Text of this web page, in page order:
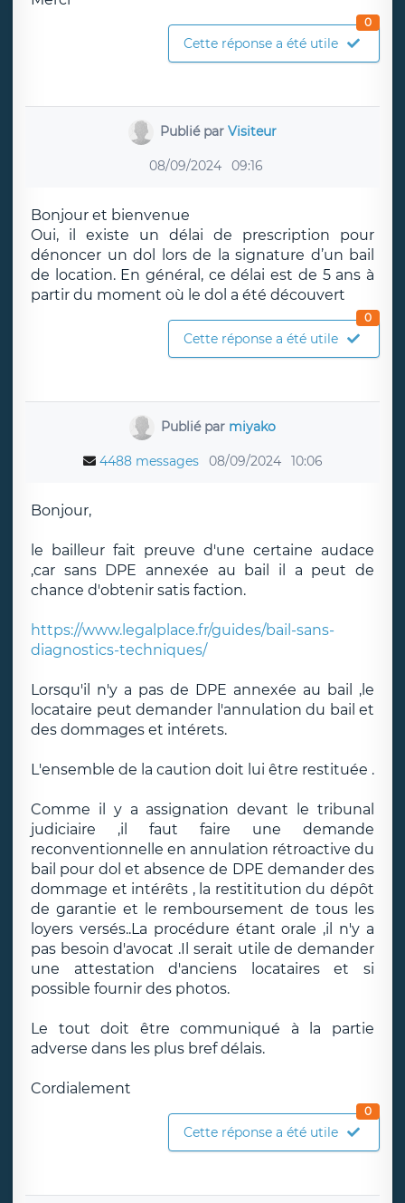
Cette réponse a été utile
0
Publié parVisiteur
08/09/2024 09:16
Bonjour et bienvenue
Oui, il existe un délai de prescription pour
dénoncer un dol lors de la signature d’un bail
de location. En général, ce délai est de 5 ans à
partir du moment où le dol a été découvert
Cette réponse a été utile
0
Publié par miyako
4488 messages 08/09/2024 10:06
Bonjour,
le bailleur fait preuve d'une certaine audace
,car sans DPE annexée au bail il a peut de
chance d'obtenir satis faction.
https://www.legalplace.fr/guides/bail-sans-
diagnostics-techniques/
Lorsqu'il n'y a pas de DPE annexée au bail ,le
locataire peut demander l'annulation du bail et
des dommages et intérets.
L'ensemble de la caution doit lui être restituée .
Comme il y a assignation devant le tribunal
judiciaire ,il faut faire une demande
reconventionnelle en annulation rétroactive du
bail pour dol et absence de DPE demander des
dommage et intérêts , la restititution du dépôt
de garantie et le remboursement de tous les
loyers versés..La procédure étant orale ,il n'y a
pas besoin d'avocat .Il serait utile de demander
une attestation d'anciens locataires et si
possible fournir des photos.
Le tout doit être communiqué à la partie
adverse dans les plus bref délais.
Cordialement
Cette réponse a été utile
0